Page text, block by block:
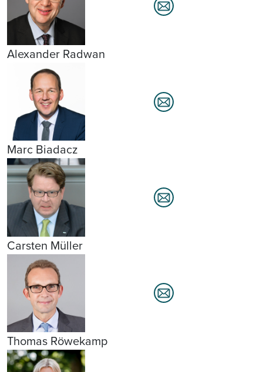
Alexander Radwan
Marc Biadacz
Carsten Müller
Thomas Röwekamp